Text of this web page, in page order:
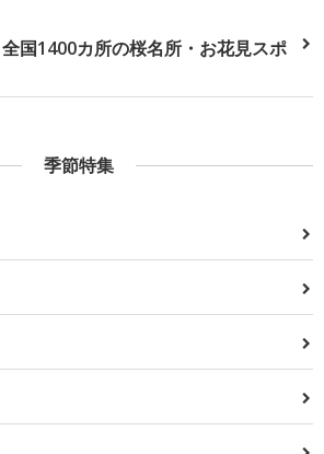
国1400カ所の桜名所・お花見スポ
季節特集